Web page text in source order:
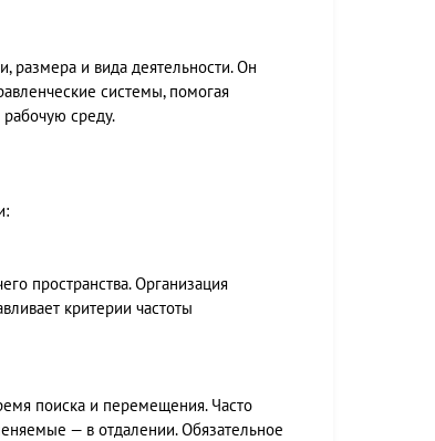
размера и вида деятельности. Он
системы, помогая
среду.
пространства. Организация
критерии частоты
поиска и перемещения. Часто
— в отдалении. Обязательное